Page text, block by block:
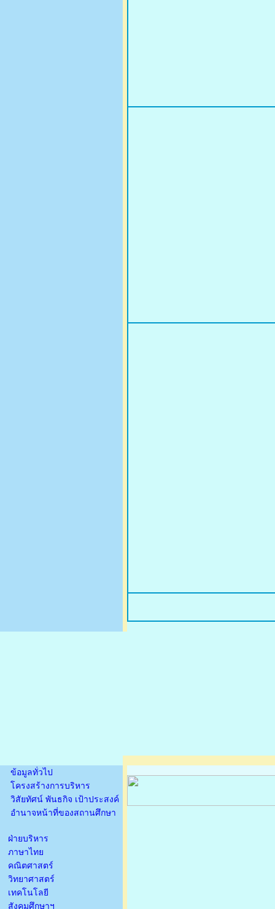
ข้อมูลทั่วไป
โครงสร้างการบริหาร
วิสัยทัศน์ พันธกิจ เป้าประสงค์
อำนาจหน้าที่ของสถานศึกษา
ฝ่ายบริหาร
ภาษาไทย
คณิตศาสตร์
วิทยาศาสตร์
เทคโนโลยี
สังคมศึกษาฯ